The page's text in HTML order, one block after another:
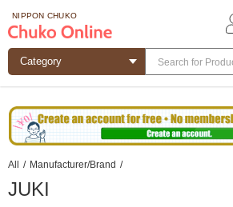
NIPPON CHUKO
All / Manufacturer/Brand /
JUKI